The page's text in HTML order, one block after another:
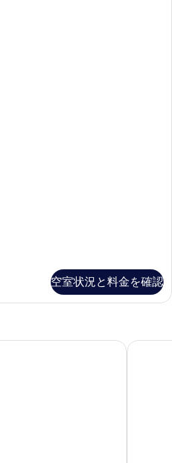
空室状況と料金を確認
ヴィン